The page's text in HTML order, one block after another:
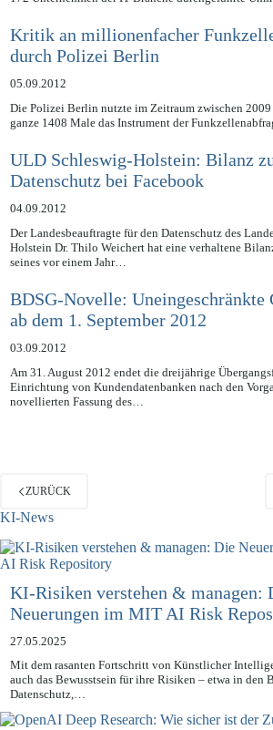
Kritik an millionenfacher
durch Polizei Berlin
05.09.2012
Die Polizei Berlin nutzte im Zeitraum zwischen
ganze 1408 Male das Instrument der
ULD Schleswig-Holstein: Bilanz
Datenschutz bei Facebook
04.09.2012
Der Landesbeauftragte für den Datenschutz des
Holstein Dr. Thilo Weichert hat eine verhaltene
seines vor einem Jahr…
BDSG-Novelle: Uneingeschränkte
ab dem 1. September 2012
03.09.2012
Am 31. August 2012 endet die dreijährige
Einrichtung von Kundendatenbanken nach den
novellierten Fassung des…
ZURÜCK
KI-News
KI-Risiken verstehen & managen:
Neuerungen im MIT AI Risk
27.05.2025
Mit dem rasanten Fortschritt von Künstlicher
auch das Bewusstsein für ihre Risiken – etwa in den
Datenschutz,…